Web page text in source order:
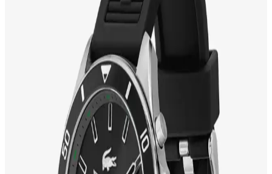
Casio unisex saatler, şıklık ve fonksiyonelliği bir arada sunar.
Minimalist tasarımlar, teknolojik özellikler ve çok yönlü kullanımıyla
moda dünyasında öne çıkar.
Elegance Saatler ve Moda Dünyasında Zarif
Tasarımların Evrimi ve Trendleri
Elegance saatler, şıklık ve zarafetin simgesi olarak moda dünyasında
öne çıkar. Klasik, modern ve vintage koleksiyonlar, trendler ve
markalarla estetik ve fonksiyonelliği bir arada sunar.
Moda ve Statü Simgesi Olarak Güzel Saat
Markaları: En İyi Seçenekler ve Trendler